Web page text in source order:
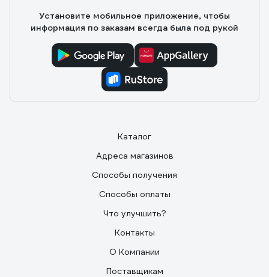
Установите мобильное приложение, чтобы
информация по заказам всегда была под рукой
Каталог
Адреса магазинов
Способы получения
Способы оплаты
Что улучшить?
Контакты
О Компании
Поставщикам